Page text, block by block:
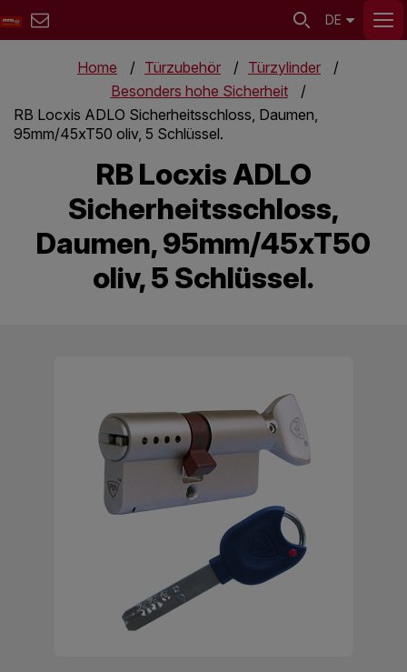
DE
Home Türzubehör
Türzylinder
Besonders hohe Sicherheit
RB Locxis ADLO Sicherheitsschloss, Daumen,
95mm/45xT50 oliv, 5 Schlüssel.
RB Locxis ADLO
Sicherheitsschloss,
Daumen, 95mm/45xT50
oliv, 5 Schlüssel.